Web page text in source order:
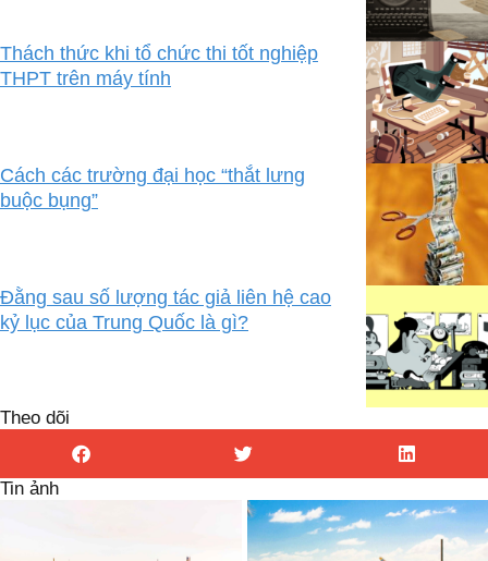
Thách thức khi tổ chức thi tốt nghiệp
THPT trên máy tính
Cách các trường đại học “thắt lưng
buộc bụng”
Đằng sau số lượng tác giả liên hệ cao
kỷ lục của Trung Quốc là gì?
Theo dõi
Tin ảnh